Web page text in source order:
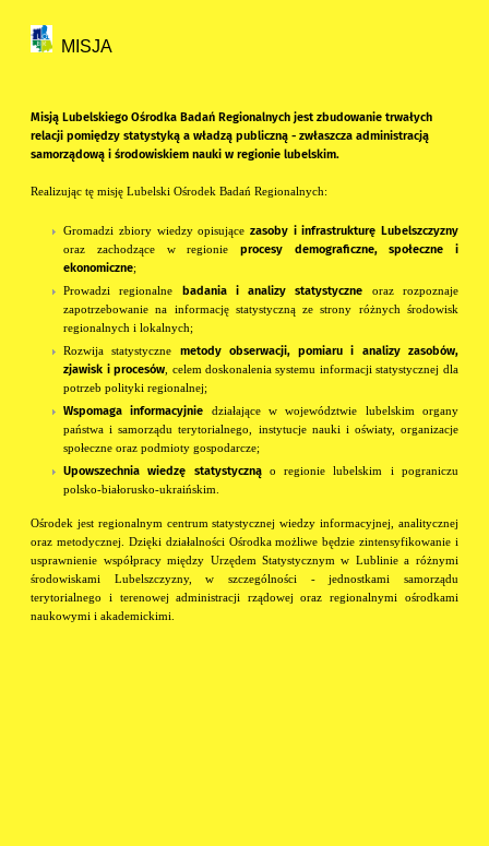
MISJA
Misją Lubelskiego Ośrodka Badań Regionalnych jest zbudowanie trwałych
relacji pomiędzy statystyką a władzą publiczną - zwłaszcza administracją
samorządową i środowiskiem nauki w regionie lubelskim.
Realizując tę misję Lubelski Ośrodek Badań Regionalnych:
Gromadzi zbiory wiedzy opisujące zasoby i infrastrukturę Lubelszczyzny
oraz zachodzące w regionie procesy demograficzne, społeczne i
ekonomiczne;
Prowadzi regionalne badania i analizy statystyczne
oraz rozpoznaje
zapotrzebowanie na informację statystyczną ze strony różnych środowisk
regionalnych i lokalnych;
Rozwija statystyczne metody obserwacji, pomiaru i analizy zasobów,
zjawisk i procesów , celem doskonalenia systemu informacji statystycznej dla
potrzeb polityki regionalnej;
Wspomaga informacyjnie
działające w województwie lubelskim organy
państwa i samorządu terytorialnego, instytucje nauki i oświaty, organizacje
społeczne oraz podmioty gospodarcze;
Upowszechnia wiedzę statystyczną o regionie lubelskim i pograniczu
polsko-białorusko-ukraińskim.
Ośrodek jest regionalnym centrum statystycznej wiedzy informacyjnej, analitycznej
oraz metodycznej. Dzięki działalności Ośrodka możliwe będzie zintensyfikowanie i
usprawnienie współpracy między Urzędem Statystycznym w Lublinie a różnymi
środowiskami Lubelszczyzny, w szczególności - jednostkami samorządu
terytorialnego i terenowej administracji rządowej oraz regionalnymi ośrodkami
naukowymi i akademickimi.